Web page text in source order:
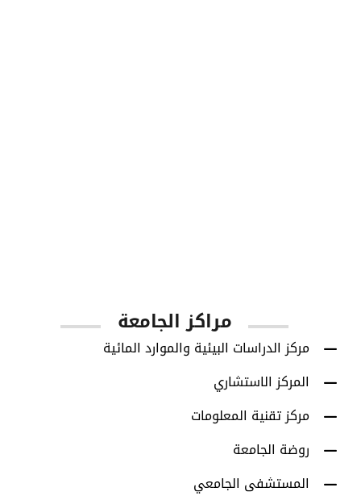
مراكز الجامعة
مركز الدراسات البيئية والموارد المائية
المركز الاستشاري
مركز تقنية المعلومات
روضة الجامعة
المستشفى الجامعي